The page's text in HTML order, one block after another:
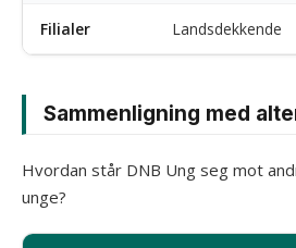
Filialer Landsdekkende
Sammenligning med
Hvordan står DNB Ung seg mot
unge?